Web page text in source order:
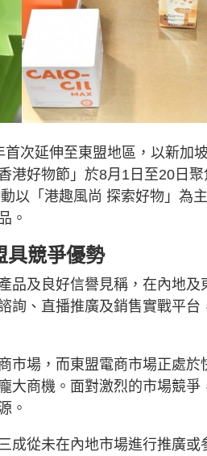
次延伸至東盟地區，以新加
港好物節」於8月1日至20日
以「港趣風尚 探索好物」為
。
具競爭優勢
品及良好信譽見稱，在內地及
詢、直播推廣及銷售實戰平台
市場，而東盟電商市場正處於
大商機。面對激烈的市場競爭
。
成從未在內地市場進行推廣或